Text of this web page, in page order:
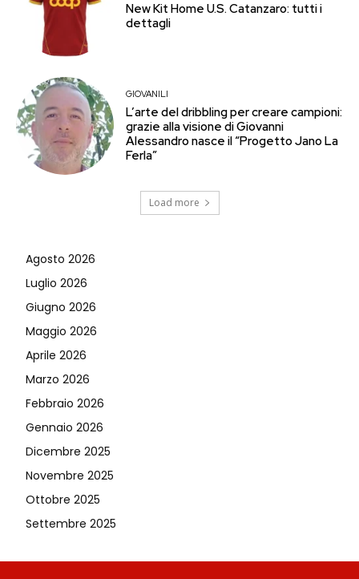
New Kit Home U.S. Catanzaro: tutti i
dettagli
GIOVANILI
L’arte del dribbling per creare campioni:
grazie alla visione di Giovanni
Alessandro nasce il “Progetto Jano La
Ferla”
Load more
Agosto 2026
Luglio 2026
Giugno 2026
Maggio 2026
Aprile 2026
Marzo 2026
Febbraio 2026
Gennaio 2026
Dicembre 2025
Novembre 2025
Ottobre 2025
Settembre 2025